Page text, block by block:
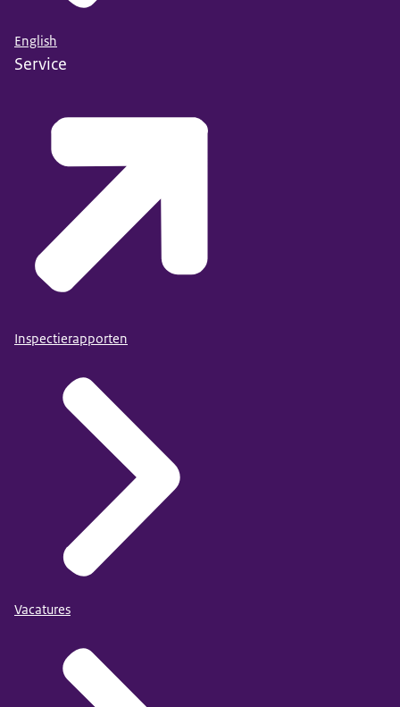
English
Service
Inspectierapporten
Vacatures